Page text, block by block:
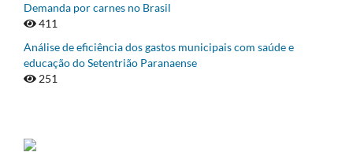
Demanda por carnes no Brasil
411
Análise de eficiência dos gastos municipais com saúde e
educação do Setentrião Paranaense
251